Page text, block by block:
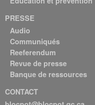
PRESSE
Audio
Communiqués
Reeferendum
Revue de presse
Banque de ressources
CONTACT